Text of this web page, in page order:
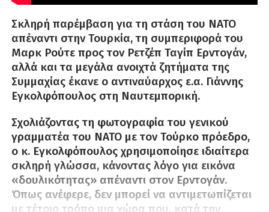
Σκληρή παρέμβαση για τη στάση του ΝΑΤΟ
απέναντι στην Τουρκία, τη συμπεριφορά του
Μαρκ Ρούτε προς τον Ρετζέπ Ταγίπ Ερντογάν,
αλλά και τα μεγάλα ανοιχτά ζητήματα της
Συμμαχίας έκανε ο αντιναύαρχος ε.α. Γιάννης
Εγκολφόπουλος στη Ναυτεμπορική.
Σχολιάζοντας τη φωτογραφία του γενικού
γραμματέα του ΝΑΤΟ με τον Τούρκο πρόεδρο,
ο κ. Εγκολφόπουλος χρησιμοποίησε ιδιαίτερα
σκληρή γλώσσα, κάνοντας λόγο για εικόνα
«δουλικότητας» απέναντι στον Ερντογάν.
Όπως ανέφερε, δεν μπορεί να αντιμετωπίζεται
με τέτοιο τρόπο μια χώρα που, κατά την